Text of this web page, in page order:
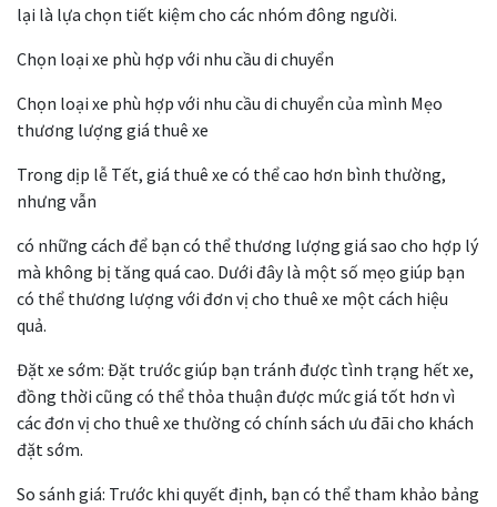
lại là lựa chọn tiết kiệm cho các nhóm đông người.
Chọn loại xe phù hợp với nhu cầu di chuyển
Chọn loại xe phù hợp với nhu cầu di chuyển của mình Mẹo
thương lượng giá thuê xe
Trong dịp lễ Tết, giá thuê xe có thể cao hơn bình thường,
nhưng vẫn
có những cách để bạn có thể thương lượng giá sao cho hợp lý
mà không bị tăng quá cao. Dưới đây là một số mẹo giúp bạn
có thể thương lượng với đơn vị cho thuê xe một cách hiệu
quả.
Đặt xe sớm: Đặt trước giúp bạn tránh được tình trạng hết xe,
đồng thời cũng có thể thỏa thuận được mức giá tốt hơn vì
các đơn vị cho thuê xe thường có chính sách ưu đãi cho khách
đặt sớm.
So sánh giá: Trước khi quyết định, bạn có thể tham khảo bảng